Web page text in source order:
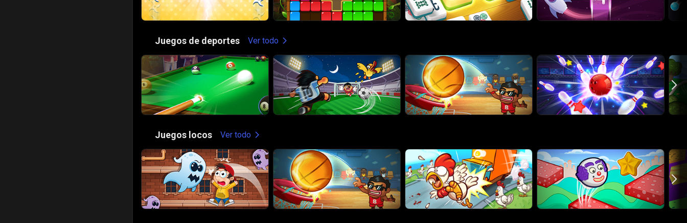
Juegos de deportes Ver todo
Juegos locos Ver todo